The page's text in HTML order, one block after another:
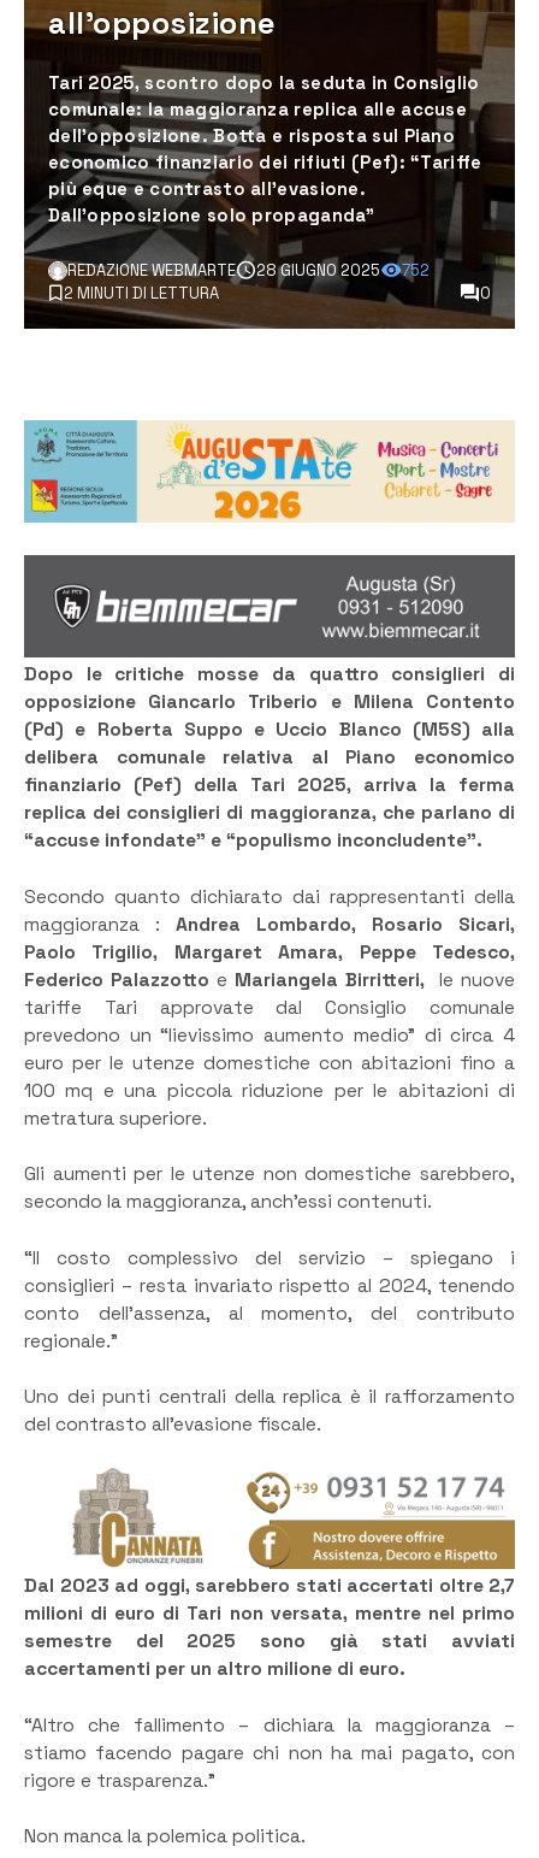
all’opposizione
Tari 2025, scontro dopo la seduta in Consiglio
comunale: la maggioranza replica alle accuse
dell’opposizione. Botta e risposta sul Piano
economico finanziario dei rifiuti (Pef): “Tariffe
più eque e contrasto all’evasione.
Dall’opposizione solo propaganda”
REDAZIONE WEBMARTE 28 GIUGNO 2025
752
2 MINUTI DI LETTURA
0
Dopo le critiche mosse da quattro consiglieri di
opposizione Giancarlo Triberio e Milena Contento
(Pd) e Roberta Suppo e Uccio Blanco (M5S) alla
delibera comunale relativa al Piano economico
finanziario (Pef) della Tari 2025, arriva la ferma
replica dei consiglieri di maggioranza, che parlano di
“accuse infondate” e “populismo inconcludente”.
Secondo quanto dichiarato dai rappresentanti della
maggioranza : Andrea Lombardo, Rosario Sicari,
Paolo Trigilio, Margaret Amara, Peppe Tedesco,
Federico Palazzotto e Mariangela Birritteri, le nuove
tariffe Tari approvate dal Consiglio comunale
prevedono un “lievissimo aumento medio” di circa 4
euro per le utenze domestiche con abitazioni fino a
100 mq e una piccola riduzione per le abitazioni di
metratura superiore.
Gli aumenti per le utenze non domestiche sarebbero,
secondo la maggioranza, anch’essi contenuti.
“Il costo complessivo del servizio – spiegano i
consiglieri – resta invariato rispetto al 2024, tenendo
conto dell’assenza, al momento, del contributo
regionale.”
Uno dei punti centrali della replica è il rafforzamento
del contrasto all’evasione fiscale.
Dal 2023 ad oggi, sarebbero stati accertati oltre 2,7
milioni di euro di Tari non versata, mentre nel primo
semestre del 2025 sono già stati avviati
accertamenti per un altro milione di euro.
“Altro che fallimento – dichiara la maggioranza –
stiamo facendo pagare chi non ha mai pagato, con
rigore e trasparenza.”
Non manca la polemica politica.